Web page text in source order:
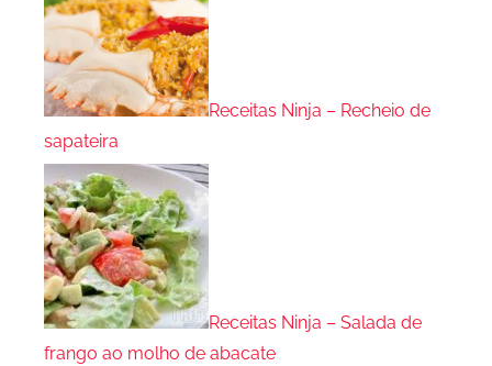
Receitas Ninja – Recheio de
sapateira
Receitas Ninja – Salada de
frango ao molho de abacate